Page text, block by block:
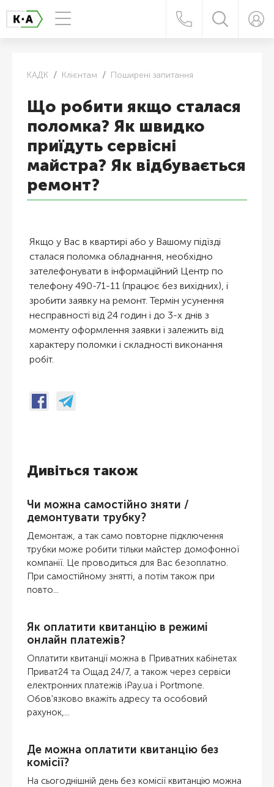
КАДК Клієнтам Поширені запитання
Що робити якщо сталася
поломка? Як швидко
приїдуть сервісні
майстра? Як відбувається
ремонт?
Якщо у Вас в квартирі або у Вашому підїзді
сталася поломка обладнання, необхідно
зателефонувати в інформаційний Центр по
телефону 490-71-11 (працює без вихідних), і
зробити заявку на ремонт. Термін усунення
несправності від 24 годин і до 3-х днів з
моменту оформлення заявки і залежить від
характеру поломки і складності виконання
робіт.
Дивіться також
Чи можна самостійно зняти /
демонтувати трубку?
Демонтаж, а так само повторне підключення
трубки може робити тільки майстер домофонної
компанії. Це проводиться для Вас безоплатно.
При самостійному знятті, а потім також при
повто...
Як оплатити квитанцію в режимі
онлайн платежів?
Оплатити квитанції можна в Приватних кабінетах
Приват24 та Ощад 24/7, а також через сервіси
електронних платежів iPay.ua і Portmone.
Обов'язково вкажіть адресу та особовий
рахунок,...
Де можна оплатити квитанцію без
комісії?
На сьогоднішній день без комісії квитанцію можна